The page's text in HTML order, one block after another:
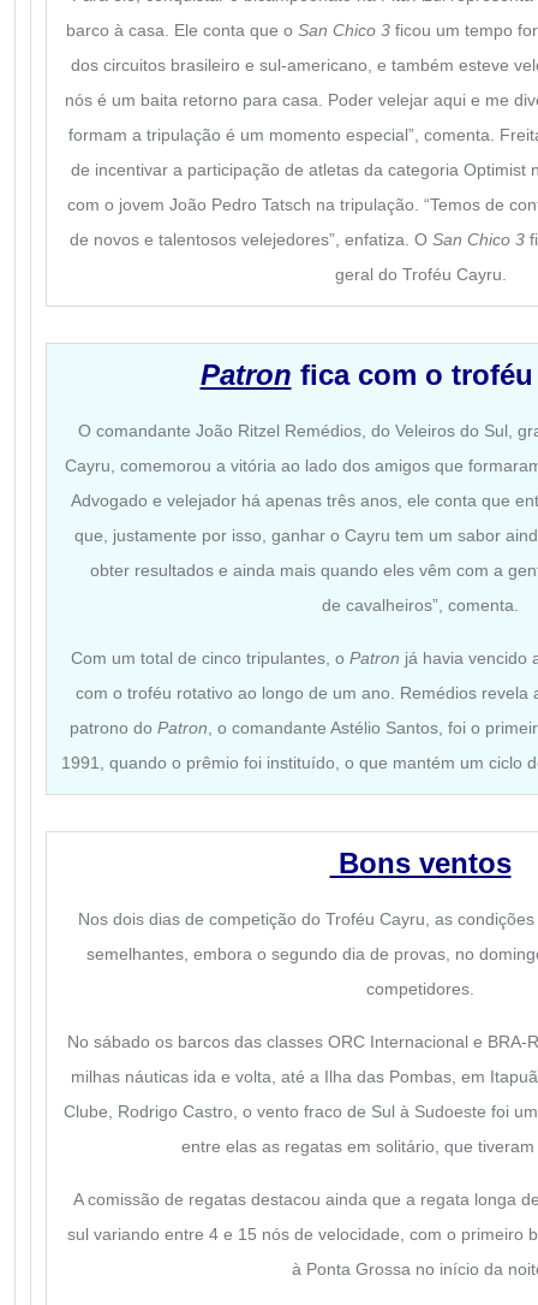
barco à casa. Ele conta que o San Chico 3ficou um tempo
dos circuitos brasileiro e sul-americano, e também esteve
nós é um baita retorno para casa. Poder velejar aqui e me
formam a tripulação é um momento especial”, comenta.
de incentivar a participação de atletas da categoria Optimist
com o jovem João Pedro Tatsch na tripulação. “Temos de
de novos e talentosos velejedores”, enfatiza. O San Chico 3
geral do Troféu Cayru.
Patron fica com o
O comandante João Ritzel Remédios, do Veleiros do Sul,
Cayru, comemorou a vitória ao lado dos amigos que
Advogado e velejador há apenas três anos, ele conta que
que, justamente por isso, ganhar o Cayru tem um sabor
obter resultados e ainda mais quando eles vêm com a
de cavalheiros”, comenta.
Com um total de cinco tripulantes, o Patron já havia vencido
com o troféu rotativo ao longo de um ano. Remédios revela
patrono do Patron , o comandante Astélio Santos, foi o
1991, quando o prêmio foi instituído, o que mantém um ciclo
Bons ventos
Nos dois dias de competição do Troféu Cayru, as
semelhantes, embora o segundo dia de provas, no
competidores.
No sábado os barcos das classes ORC Internacional e BRA-
milhas náuticas ida e volta, até a Ilha das Pombas, em
Clube, Rodrigo Castro, o vento fraco de Sul à Sudoeste foi
entre elas as regatas em solitário, que
A comissão de regatas destacou ainda que a regata longa
sul variando entre 4 e 15 nós de velocidade, com o primeiro
à Ponta Grossa no início da